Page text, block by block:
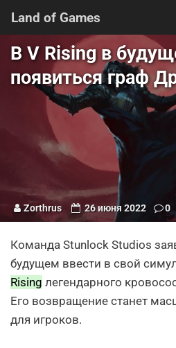
Land of Games
В V Rising в
появиться граф
Zorthrus 26 июня 2022 0
Команда Stunlock Studios
будущем ввести в свой
Rising легендарного
Его возвращение станет
для игроков.